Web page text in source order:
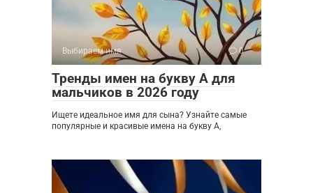
Выбираем имя 0
Тренды имен на букву А для
мальчиков в 2026 году
Ищете идеальное имя для сына? Узнайте самые
популярные и красивые имена на букву А,